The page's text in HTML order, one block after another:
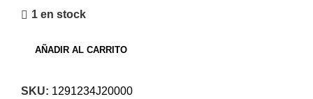
1 en stock
AÑADIR AL CARRITO
SKU: 1291234J20000